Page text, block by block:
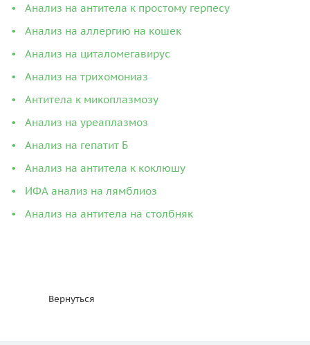
Анализ на антитела к простому герпесу
Анализ на аллергию на кошек
Анализ на циталомегавирус
Анализ на трихомониаз
Антитела к микоплазмозу
Анализ на уреаплазмоз
Анализ на гепатит Б
Анализ на антитела к коклюшу
ИФА анализ на лямблиоз
Анализ на антитела на столбняк
Вернуться